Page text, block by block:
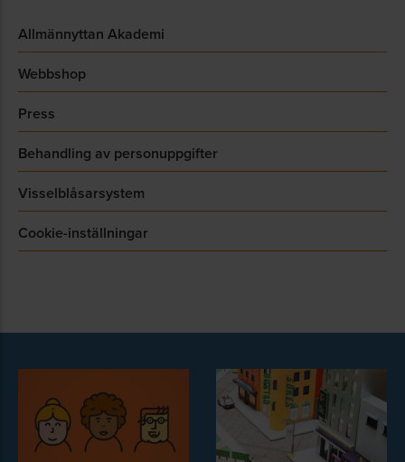
Allmännyttan Akademi
Webbshop
Press
Behandling av personuppgifter
Visselblåsarsystem
Cookie-inställningar